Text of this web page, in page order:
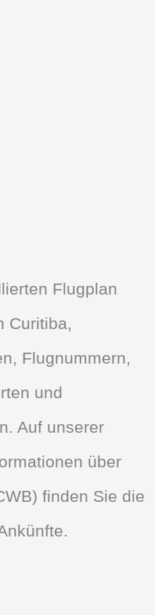
Flugplan
Curitiba,
Flugnummern,
und
Auf unserer
über
finden Sie die